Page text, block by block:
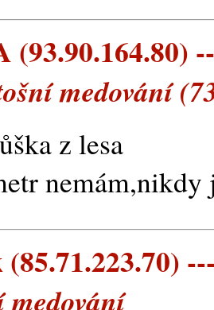
(93.90.164.80)
medování
z lesa
nemám,nikdy
medování